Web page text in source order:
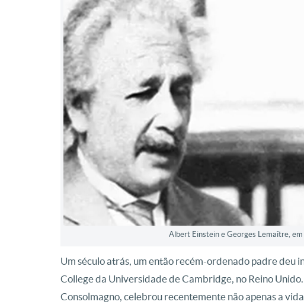
Albert Einstein e Georges Lemaître,
Um século atrás, um então recém-ordenado padre deu
College da Universidade de Cambridge, no Reino
Consolmagno, celebrou recentemente não apenas a